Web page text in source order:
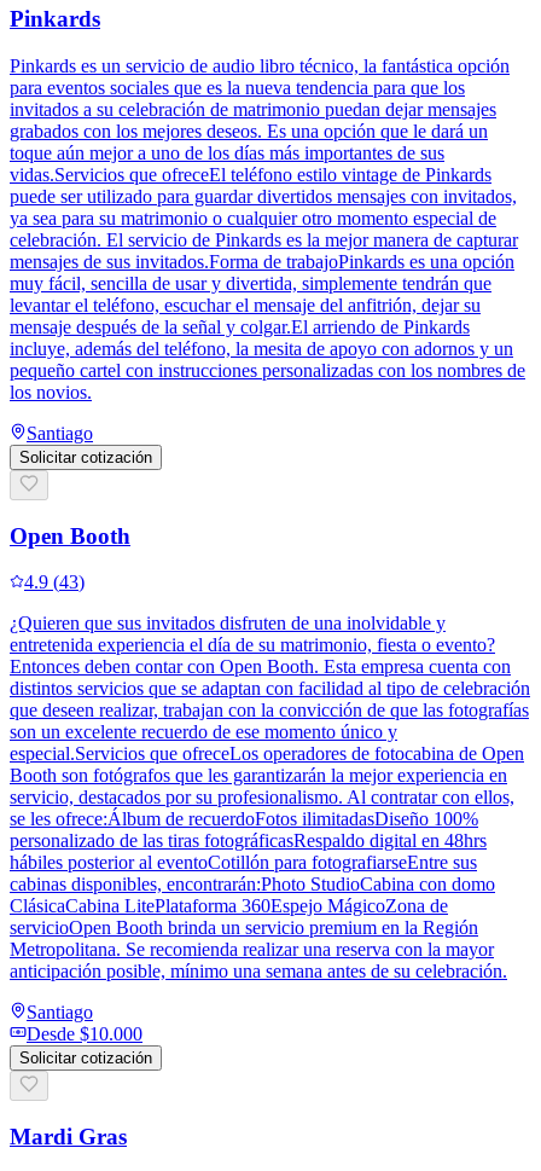
Pinkards
Pinkards es un servicio de audio libro técnico, la fantástica opción
para eventos sociales que es la nueva tendencia para que los
invitados a su celebración de matrimonio puedan dejar mensajes
grabados con los mejores deseos. Es una opción que le dará un
toque aún mejor a uno de los días más importantes de sus
vidas.Servicios que ofreceEl teléfono estilo vintage de Pinkards
puede ser utilizado para guardar divertidos mensajes con invitados,
ya sea para su matrimonio o cualquier otro momento especial de
celebración. El servicio de Pinkards es la mejor manera de capturar
mensajes de sus invitados.Forma de trabajoPinkards es una opción
muy fácil, sencilla de usar y divertida, simplemente tendrán que
levantar el teléfono, escuchar el mensaje del anfitrión, dejar su
mensaje después de la señal y colgar.El arriendo de Pinkards
incluye, además del teléfono, la mesita de apoyo con adornos y un
pequeño cartel con instrucciones personalizadas con los nombres de
los novios.
Santiago
Solicitar cotización
Open Booth
4.9 (43)
¿Quieren que sus invitados disfruten de una inolvidable y
entretenida experiencia el día de su matrimonio, fiesta o evento?
Entonces deben contar con Open Booth. Esta empresa cuenta con
distintos servicios que se adaptan con facilidad al tipo de celebración
que deseen realizar, trabajan con la convicción de que las fotografías
son un excelente recuerdo de ese momento único y
especial.Servicios que ofreceLos operadores de fotocabina de Open
Booth son fotógrafos que les garantizarán la mejor experiencia en
servicio, destacados por su profesionalismo. Al contratar con ellos,
se les ofrece:Álbum de recuerdoFotos ilimitadasDiseño 100%
personalizado de las tiras fotográficasRespaldo digital en 48hrs
hábiles posterior al eventoCotillón para fotografiarseEntre sus
cabinas disponibles, encontrarán:Photo StudioCabina con domo
ClásicaCabina LitePlataforma 360Espejo MágicoZona de
servicioOpen Booth brinda un servicio premium en la Región
Metropolitana. Se recomienda realizar una reserva con la mayor
anticipación posible, mínimo una semana antes de su celebración.
Santiago
Desde $10.000
Solicitar cotización
Mardi Gras